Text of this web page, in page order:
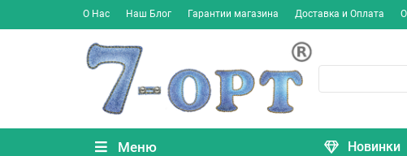
О Нас Наш Блог Гарантии магазина Доставка и Оплата
Меню Новинки